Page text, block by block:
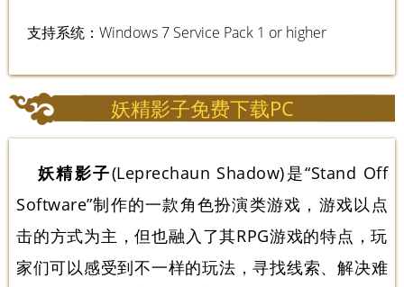
支持系统：Windows 7 Service Pack 1 or higher
妖精影子免费下载PC
妖精影子(Leprechaun Shadow)是“Stand Off
Software”制作的一款角色扮演类游戏，游戏以点
击的方式为主，但也融入了其RPG游戏的特点，玩
家们可以感受到不一样的玩法，寻找线索、解决难